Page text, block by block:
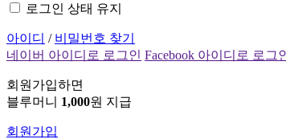
로그인 상태 유지
아이디 / 비밀번호 찾기
네이버 아이디로 로그인 Facebook 아이디로 로그
회원가입하면
블루머니 1,000원 지급
회원가입